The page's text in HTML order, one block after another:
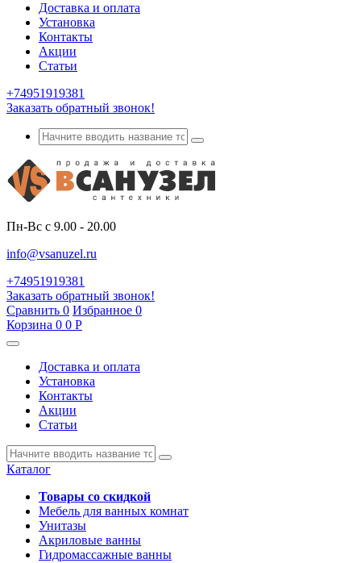
Доставка и оплата
Установка
Контакты
Акции
Статьи
+74951919381
Заказать обратный звонок!
Пн-Вс с 9.00 - 20.00
info@vsanuzel.ru
+74951919381
Заказать обратный звонок!
Сравнить 0 Избранное 0
Корзина 0 0 Р
Доставка и оплата
Установка
Контакты
Акции
Статьи
Каталог
Товары со скидкой
Мебель для ванных комнат
Унитазы
Акриловые ванны
Гидромассажные ванны